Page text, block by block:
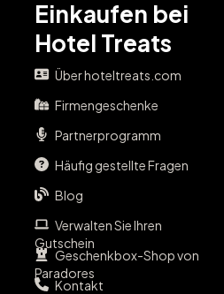
Einkaufen bei
Hotel Treats
Über hoteltreats.com
Firmengeschenke
Partnerprogramm
Häufig gestellte Fragen
Blog
Verwalten Sie Ihren
Gutschein
Geschenkbox-Shop von
Paradores
Kontakt